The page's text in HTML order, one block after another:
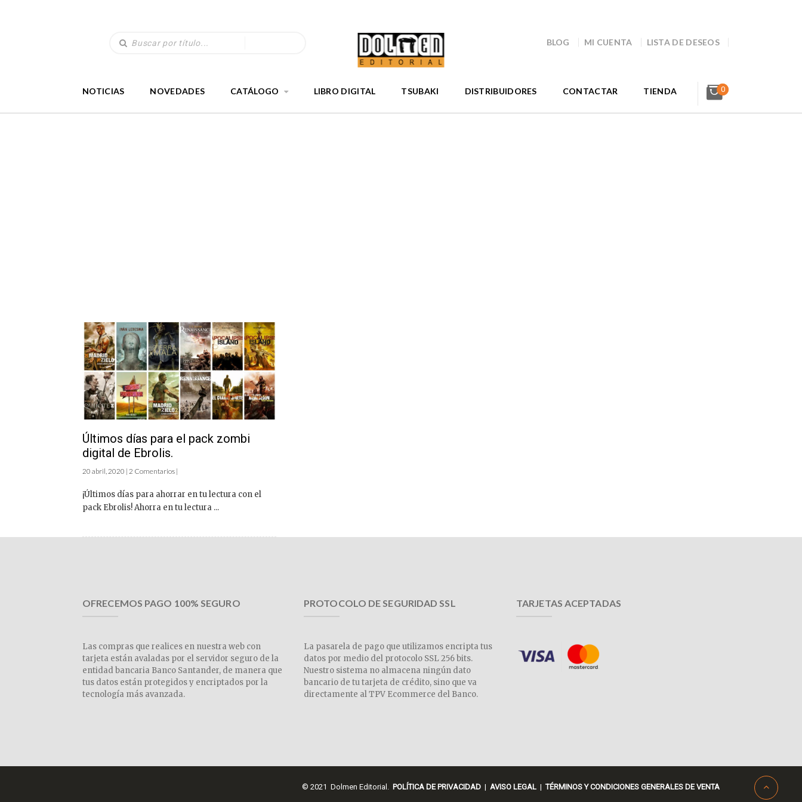
BLOG MI CUENTA LISTA DE DESEOS
NOTICIAS NOVEDADES CATÁLOGO LIBRO DIGITAL TSUBAKI DISTRIBUIDORES CONTACTAR TIENDA 0
Últimos días para el pack zombi
digital de Ebrolis.
20 abril, 2020 | 2 Comentarios |
¡Últimos días para ahorrar en tu lectura con el
pack Ebrolis! Ahorra en tu lectura ...
OFRECEMOS PAGO 100% SEGURO
Las compras que realices en nuestra web con
tarjeta están avaladas por el servidor seguro de la
entidad bancaria Banco Santander, de manera que
tus datos están protegidos y encriptados por la
tecnología más avanzada.
PROTOCOLO DE SEGURIDAD SSL
La pasarela de pago que utilizamos encripta tus
datos por medio del protocolo SSL 256 bits.
Nuestro sistema no almacena ningún dato
bancario de tu tarjeta de crédito, sino que va
directamente al TPV Ecommerce del Banco.
TARJETAS ACEPTADAS
© 2021 Dolmen Editorial. POLÍTICA DE PRIVACIDAD | AVISO LEGAL |TÉRMINOS Y CONDICIONES GENERALES DE VENTA